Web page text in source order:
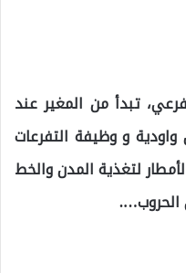
تبدأ من المغير عند
و وظيفة التفرعات
لتغذية المدن والخط